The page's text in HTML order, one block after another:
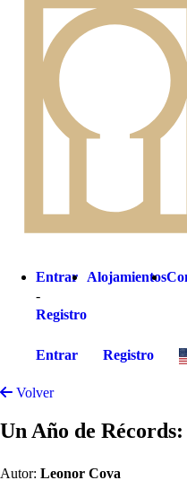
Lo que comenzó como una
Registrada oficialmente en 2022.
Hecha realidad en 2023.